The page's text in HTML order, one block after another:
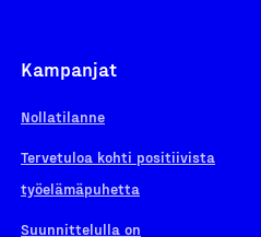
Kampanjat
Nollatilanne
Tervetuloa kohti positiivista
työelämäpuhetta
Suunnittelulla on